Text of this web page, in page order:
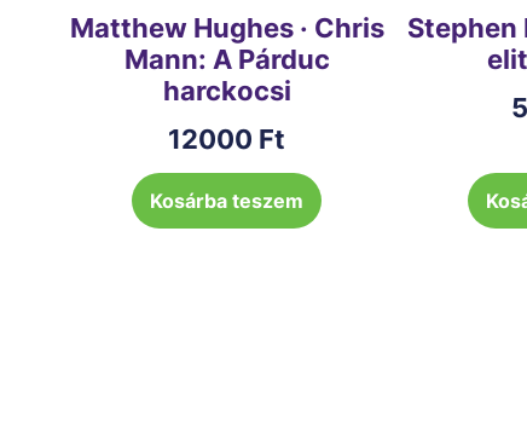
Matthew Hughes · Chris
Mann: A Párduc
harckocsi
12000 Ft
Kosárba teszem
Stephen